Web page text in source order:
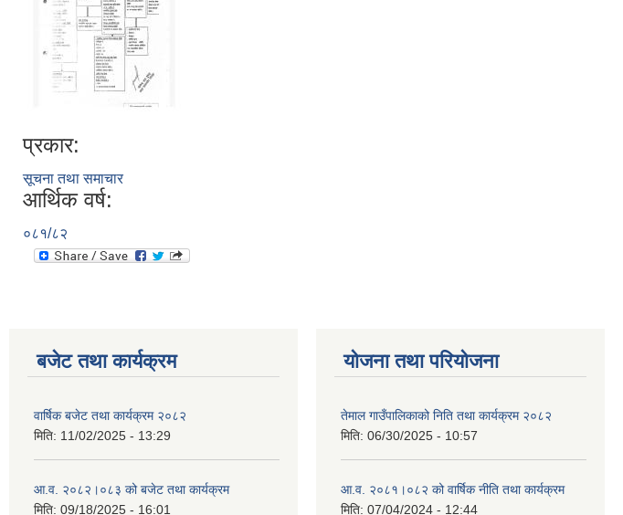
प्रकार:
सूचना तथा समाचार
आर्थिक वर्ष:
०८१/८२
बजेट तथा कार्यक्रम
वार्षिक बजेट तथा कार्यक्रम २०८२
मिति: 11/02/2025 - 13:29
आ.व. २०८२।०८३ को बजेट तथा कार्यक्रम
मिति: 09/18/2025 - 16:01
योजना तथा परियोजना
तेमाल गाउँपालिकाको निति तथा कार्यक्रम २०८२
मिति: 06/30/2025 - 10:57
आ.व. २०८१।०८२ को वार्षिक नीति तथा कार्यक्रम
मिति: 07/04/2024 - 12:44